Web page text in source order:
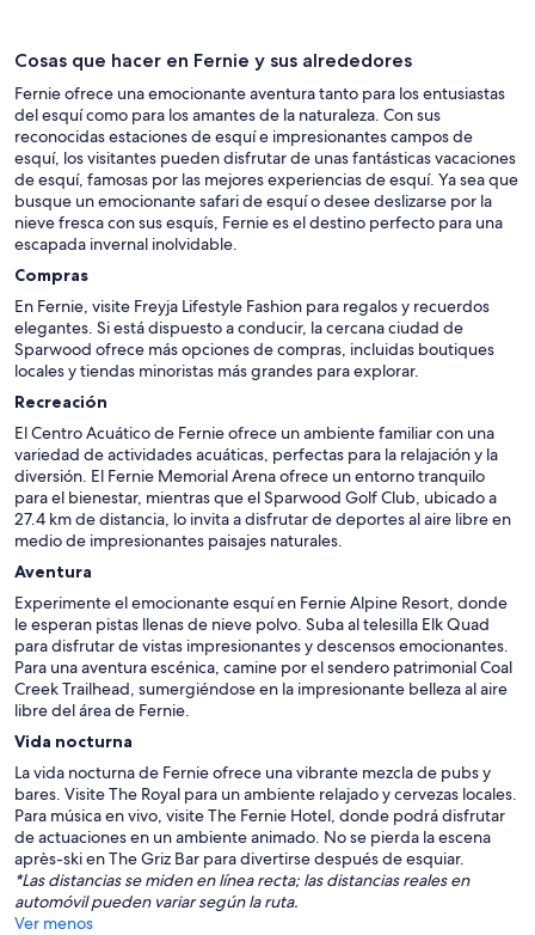
are not offering refunds for the day we left early. Shame on
copperpoint resort. I will not go back there
Cosas que hacer en Fernie y sus alrededores
Fernie ofrece una emocionante aventura tanto para los entusiastas
del esquí como para los amantes de la naturaleza. Con sus
reconocidas estaciones de esquí e impresionantes campos de
esquí, los visitantes pueden disfrutar de unas fantásticas vacaciones
de esquí, famosas por las mejores experiencias de esquí. Ya sea que
busque un emocionante safari de esquí o desee deslizarse por la
nieve fresca con sus esquís, Fernie es el destino perfecto para una
escapada invernal inolvidable.
Compras
En Fernie, visite Freyja Lifestyle Fashion para regalos y recuerdos
elegantes. Si está dispuesto a conducir, la cercana ciudad de
Sparwood ofrece más opciones de compras, incluidas boutiques
locales y tiendas minoristas más grandes para explorar.
Recreación
El Centro Acuático de Fernie ofrece un ambiente familiar con una
variedad de actividades acuáticas, perfectas para la relajación y la
diversión. El Fernie Memorial Arena ofrece un entorno tranquilo
para el bienestar, mientras que el Sparwood Golf Club, ubicado a
27.4 km de distancia, lo invita a disfrutar de deportes al aire libre en
medio de impresionantes paisajes naturales.
Aventura
Experimente el emocionante esquí en Fernie Alpine Resort, donde
le esperan pistas llenas de nieve polvo. Suba al telesilla Elk Quad
para disfrutar de vistas impresionantes y descensos emocionantes.
Para una aventura escénica, camine por el sendero patrimonial Coal
Creek Trailhead, sumergiéndose en la impresionante belleza al aire
libre del área de Fernie.
Vida nocturna
La vida nocturna de Fernie ofrece una vibrante mezcla de pubs y
bares. Visite The Royal para un ambiente relajado y cervezas locales.
Para música en vivo, visite The Fernie Hotel, donde podrá disfrutar
de actuaciones en un ambiente animado. No se pierda la escena
après-ski en The Griz Bar para divertirse después de esquiar.
*Las distancias se miden en línea recta; las distancias reales en
automóvil pueden variar según la ruta.
Ver menos